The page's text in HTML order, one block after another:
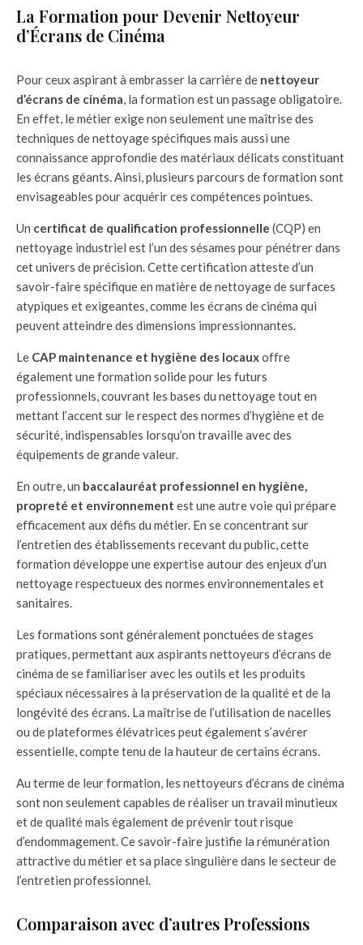
La Formation pour Devenir Nettoyeur
d’Écrans de Cinéma
Pour ceux aspirant à embrasser la carrière de nettoyeur
d’écrans de cinéma, la formation est un passage obligatoire.
En effet, le métier exige non seulement une maîtrise des
techniques de nettoyage spécifiques mais aussi une
connaissance approfondie des matériaux délicats constituant
les écrans géants. Ainsi, plusieurs parcours de formation sont
envisageables pour acquérir ces compétences pointues.
Un certificat de qualification professionnelle (CQP) en
nettoyage industriel est l’un des sésames pour pénétrer dans
cet univers de précision. Cette certification atteste d’un
savoir-faire spécifique en matière de nettoyage de surfaces
atypiques et exigeantes, comme les écrans de cinéma qui
peuvent atteindre des dimensions impressionnantes.
Le CAP maintenance et hygiène des locauxoffre
également une formation solide pour les futurs
professionnels, couvrant les bases du nettoyage tout en
mettant l’accent sur le respect des normes d’hygiène et de
sécurité, indispensables lorsqu’on travaille avec des
équipements de grande valeur.
En outre, un baccalauréat professionnel en hygiène,
propreté et environnement est une autre voie qui prépare
efficacement aux défis du métier. En se concentrant sur
l’entretien des établissements recevant du public, cette
formation développe une expertise autour des enjeux d’un
nettoyage respectueux des normes environnementales et
sanitaires.
Les formations sont généralement ponctuées de stages
pratiques, permettant aux aspirants nettoyeurs d’écrans de
cinéma de se familiariser avec les outils et les produits
spéciaux nécessaires à la préservation de la qualité et de la
longévité des écrans. La maîtrise de l’utilisation de nacelles
ou de plateformes élévatrices peut également s’avérer
essentielle, compte tenu de la hauteur de certains écrans.
Au terme de leur formation, les nettoyeurs d’écrans de cinéma
sont non seulement capables de réaliser un travail minutieux
et de qualité mais également de prévenir tout risque
d’endommagement. Ce savoir-faire justifie la rémunération
attractive du métier et sa place singulière dans le secteur de
l’entretien professionnel.
Comparaison avec d’autres Professions